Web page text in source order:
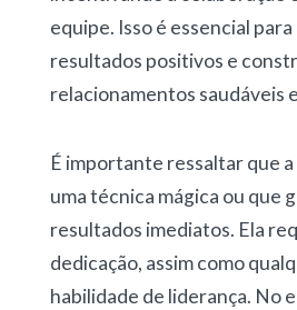
equipe. Isso é essencial
resultados positivos e
relacionamentos saudáveis
É importante ressaltar que
uma técnica mágica ou que
resultados imediatos. Ela
dedicação, assim como
habilidade de liderança. No